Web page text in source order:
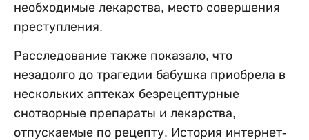
необходимые лекарства, место совершения
преступления.
Расследование также показало, что
незадолго до трагедии бабушка приобрела в
нескольких аптеках безрецептурные
снотворные препараты и лекарства,
отпускаемые по рецепту. История интернет-